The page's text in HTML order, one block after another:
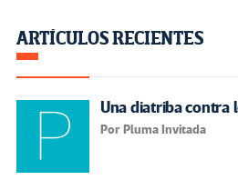
ARTÍCULOS RECIENTES
Una diatriba contra
Por Pluma Invitada